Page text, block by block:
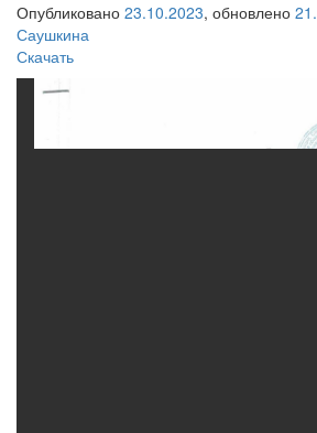
Опубликовано 23.10.2023, обновлено
Саушкина
Скачать